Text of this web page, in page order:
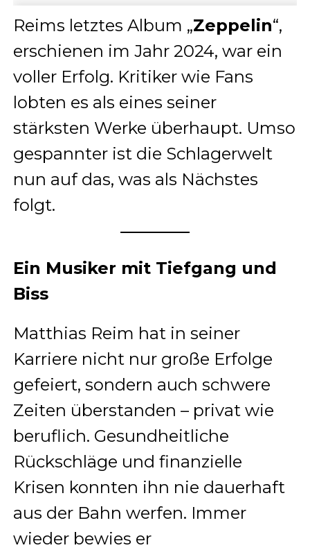
Reims letztes Album „Zeppelin“,
erschienen im Jahr 2024, war ein
voller Erfolg. Kritiker wie Fans
lobten es als eines seiner
stärksten Werke überhaupt. Umso
gespannter ist die Schlagerwelt
nun auf das, was als Nächstes
folgt.
Ein Musiker mit Tiefgang und
Biss
Matthias Reim hat in seiner
Karriere nicht nur große Erfolge
gefeiert, sondern auch schwere
Zeiten überstanden – privat wie
beruflich. Gesundheitliche
Rückschläge und finanzielle
Krisen konnten ihn nie dauerhaft
aus der Bahn werfen. Immer
wieder bewies er